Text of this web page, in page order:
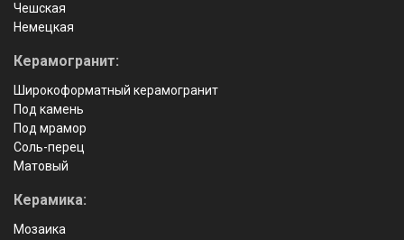
Чешская
Немецкая
Керамогранит:
Широкоформатный керамогранит
Под камень
Под мрамор
Соль-перец
Матовый
Керамика:
Мозаика